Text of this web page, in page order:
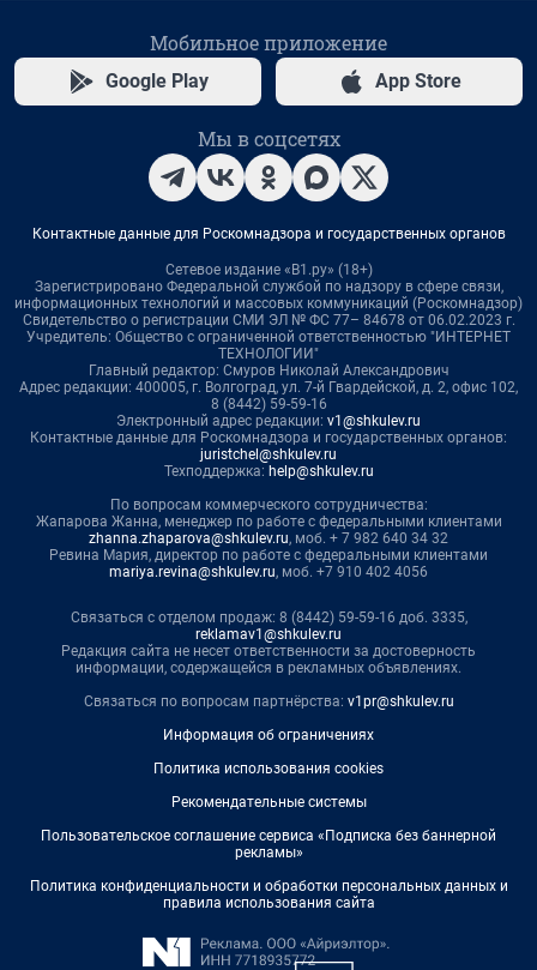
Мобильное приложение
Google Play App Store
Мы в соцсетях
Контактные данные для Роскомнадзора и государственных органов
Сетевое издание «В1.ру» (18+)
Зарегистрировано Федеральной службой по надзору в сфере связи,
информационных технологий и массовых коммуникаций (Роскомнадзор)
Свидетельство о регистрации СМИ ЭЛ № ФС 77– 84678 от 06.02.2023 г.
Учредитель: Общество с ограниченной ответственностью "ИНТЕРНЕТ
ТЕХНОЛОГИИ"
Главный редактор: Смуров Николай Александрович
Адрес редакции: 400005, г. Волгоград, ул. 7-й Гвардейской, д. 2, офис 102,
8 (8442) 59-59-16
Электронный адрес редакции: v1@shkulev.ru
Контактные данные для Роскомнадзора и государственных органов:
juristchel@shkulev.ru
Техподдержка: help@shkulev.ru
По вопросам коммерческого сотрудничества:
Жапарова Жанна, менеджер по работе с федеральными клиентами
zhanna.zhaparova@shkulev.ru, моб. + 7 982 640 34 32
Ревина Мария, директор по работе с федеральными клиентами
mariya.revina@shkulev.ru, моб. +7 910 402 4056
Связаться с отделом продаж: 8 (8442) 59-59-16 доб. 3335,
reklamav1@shkulev.ru
Редакция сайта не несет ответственности за достоверность
информации, содержащейся в рекламных объявлениях.
Связаться по вопросам партнёрства: v1pr@shkulev.ru
Информация об ограничениях
Политика использования cookies
Рекомендательные системы
Пользовательское соглашение сервиса «Подписка без баннерной
рекламы»
Политика конфиденциальности и обработки персональных данных и
правила использования сайта